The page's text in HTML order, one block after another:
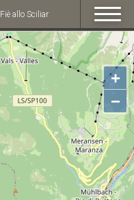
Fiè allo Sciliar
+
−